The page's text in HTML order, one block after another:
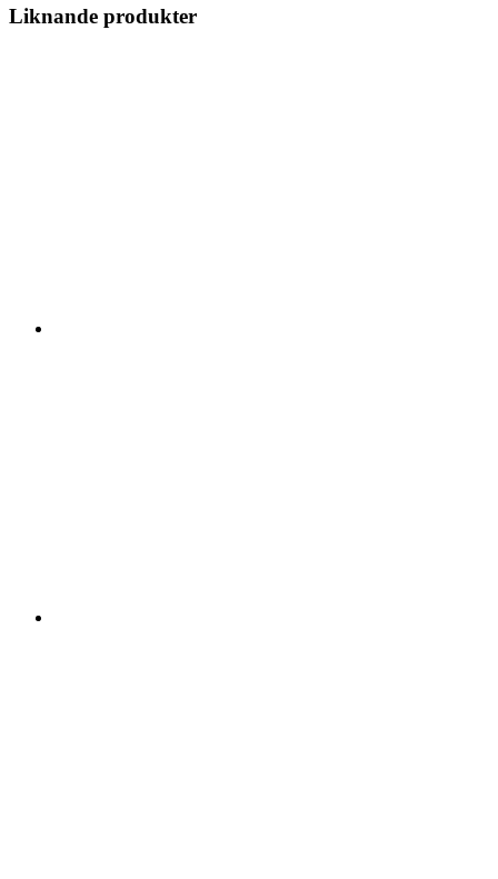
Liknande produkter